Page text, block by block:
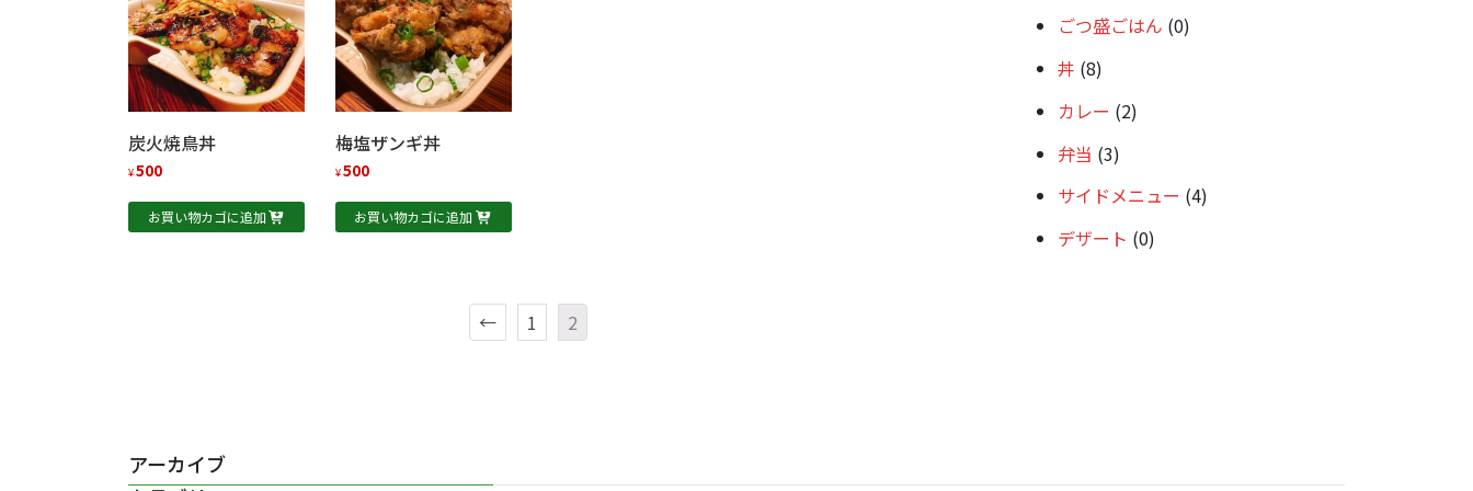
炭火焼鳥丼
¥500
お買い物カゴに追加
梅塩ザンギ丼
¥500
お買い物カゴに追加
← 1 2
ごつ盛ごはん (0)
丼 (8)
カレー (2)
弁当 (3)
サイドメニュー (4)
デザート (0)
アーカイブ